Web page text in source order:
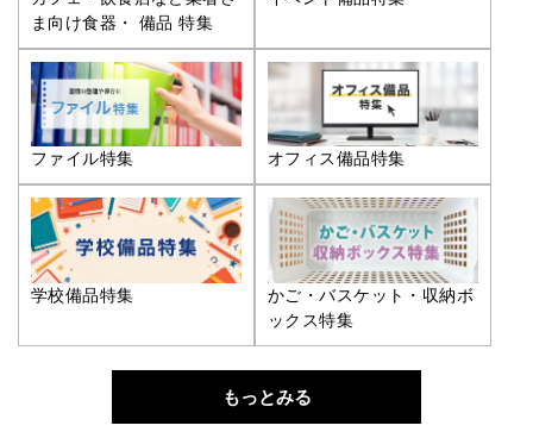
ま向け食器・ 備品 特集
ファイル特集 オフィス備品特集
学校備品特集
かご・バスケット・収納ボ
ックス特集
もっとみる